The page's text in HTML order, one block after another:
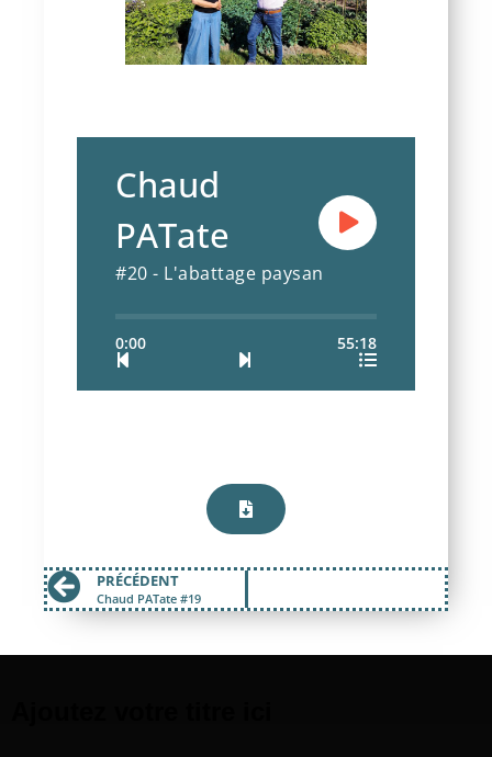
Chaud
PATate
#20 - L'abattage paysan
0:00 55:18
PRÉCÉDENT
Chaud PATate #19